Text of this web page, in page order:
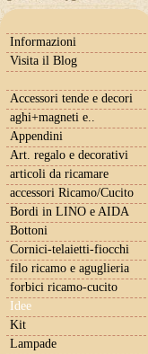
Informazioni
Visita il Blog
Accessori tende e decori
aghi+magneti e..
Appendini
Art. regalo e decorativi
articoli da ricamare
accessori Ricamo/Cucito
Bordi in LINO e AIDA
Bottoni
Cornici-telaietti-fiocchi
filo ricamo e aguglieria
forbici ricamo-cucito
Idee
Kit
Lampade